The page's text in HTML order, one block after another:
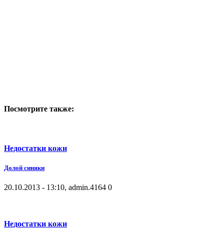
Посмотрите также:
Недостатки кожи
Долой синяки
20.10.2013 - 13:10, admin.4164 0
Недостатки кожи